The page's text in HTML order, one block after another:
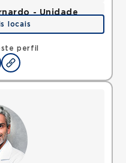
perfil
- Unidade
Sao Bernardo
Mapa
locais